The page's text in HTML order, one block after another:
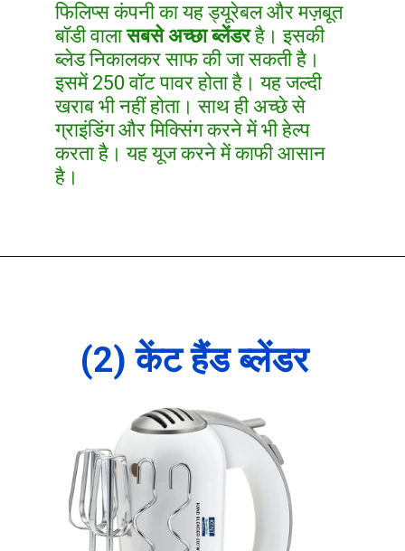
फिलिप्स कंपनी का यह ड्यूरेबल और मज़बूत
बॉडी वालासबसे अच्छा ब्लेंडरहै। इसकी
ब्लेड निकालकर साफ की जा सकती है।
इसमें 250 वॉट पावर होता है। यह जल्दी
खराब भी नहीं होता। साथ ही अच्छे से
ग्राइंडिंग और मिक्सिंग करने में भी हेल्प
करता है। यह यूज करने में काफी आसान
है।
(2) केंट हैंड ब्लेंडर